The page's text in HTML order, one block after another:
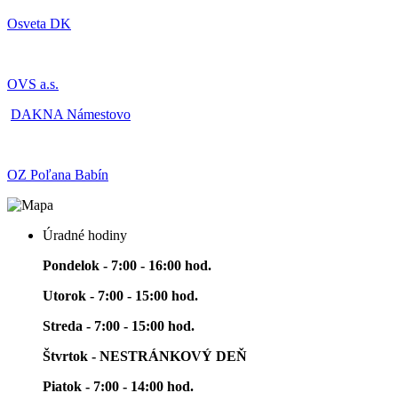
Osveta DK
OVS a.s.
DAKNA Námestovo
OZ Poľana Babín
Úradné hodiny
Pondelok - 7:00 - 16:00 hod.
Utorok - 7:00 - 15:00 hod.
Streda - 7:00 - 15:00 hod.
Štvrtok - NESTRÁNKOVÝ DEŇ
Piatok - 7:00 - 14:00 hod.